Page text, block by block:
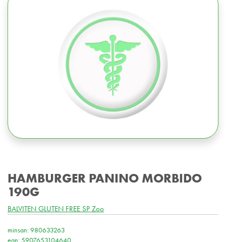
HAMBURGER PANINO MORBIDO
190G
BALVITEN GLUTEN FREE SP Zoo
minsan: 980633263
ean: 5907653104640